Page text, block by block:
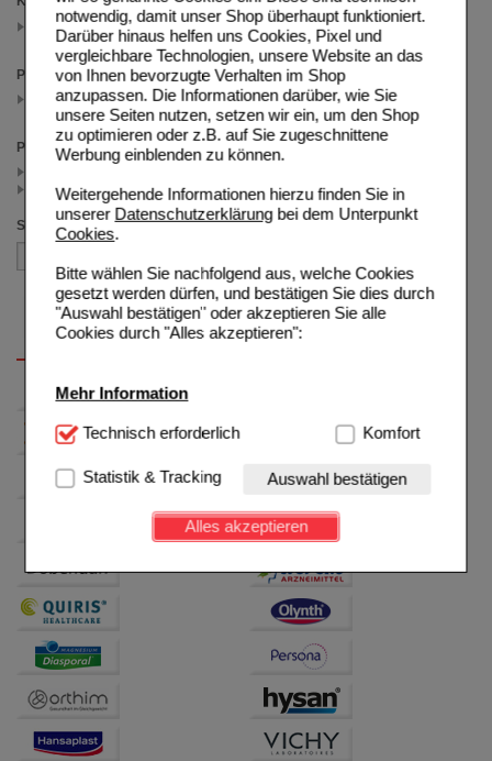
notwendig, damit unser Shop überhaupt funktioniert.
Darüber hinaus helfen uns Cookies, Pixel und
vergleichbare Technologien, unsere Website an das
von Ihnen bevorzugte Verhalten im Shop
anzupassen. Die Informationen darüber, wie Sie
unsere Seiten nutzen, setzen wir ein, um den Shop
zu optimieren oder z.B. auf Sie zugeschnittene
Werbung einblenden zu können.
Weitergehende Informationen hierzu finden Sie in
unserer Datenschutzerklärungbei dem Unterpunkt
Cookies.
Bitte wählen Sie nachfolgend aus, welche Cookies
gesetzt werden dürfen, und bestätigen Sie dies durch
"Auswahl bestätigen" oder akzeptieren Sie alle
Cookies durch "Alles akzeptieren":
Mehr Information
Technisch Notwendig:Hierbei handelt es sich um
Website notwendig sind (z.B. Navigation, Warenkorb,
Kundenkonto), weshalb auf diese nicht verzichtet
werden kann.
Einkaufserlebnis noch ansprechender zu gestalten,
Besuchers oder unsere Seite an bevorzugte
Verhaltensweisen (z.B. Spracheinstellung)
anzupassen. Komfort-Cookies ermöglichen es uns
auch auf Ihre Bedürfnisse zugeschrittene Inhalte
anzuzeigen und unser Partnerprogramm zu
betreiben.
Statistik & Tracking:
Hierüber lassen sich
Technisch erforderlich Komfort
Statistik & Tracking Auswahl bestätigen
Alles akzeptieren
Dr. Jacob's Medical
(auswahl entfernen)
Packungsgröße
400 g
(auswahl entfernen)
Preis
>= 25.00 (1)
Sortieren nach